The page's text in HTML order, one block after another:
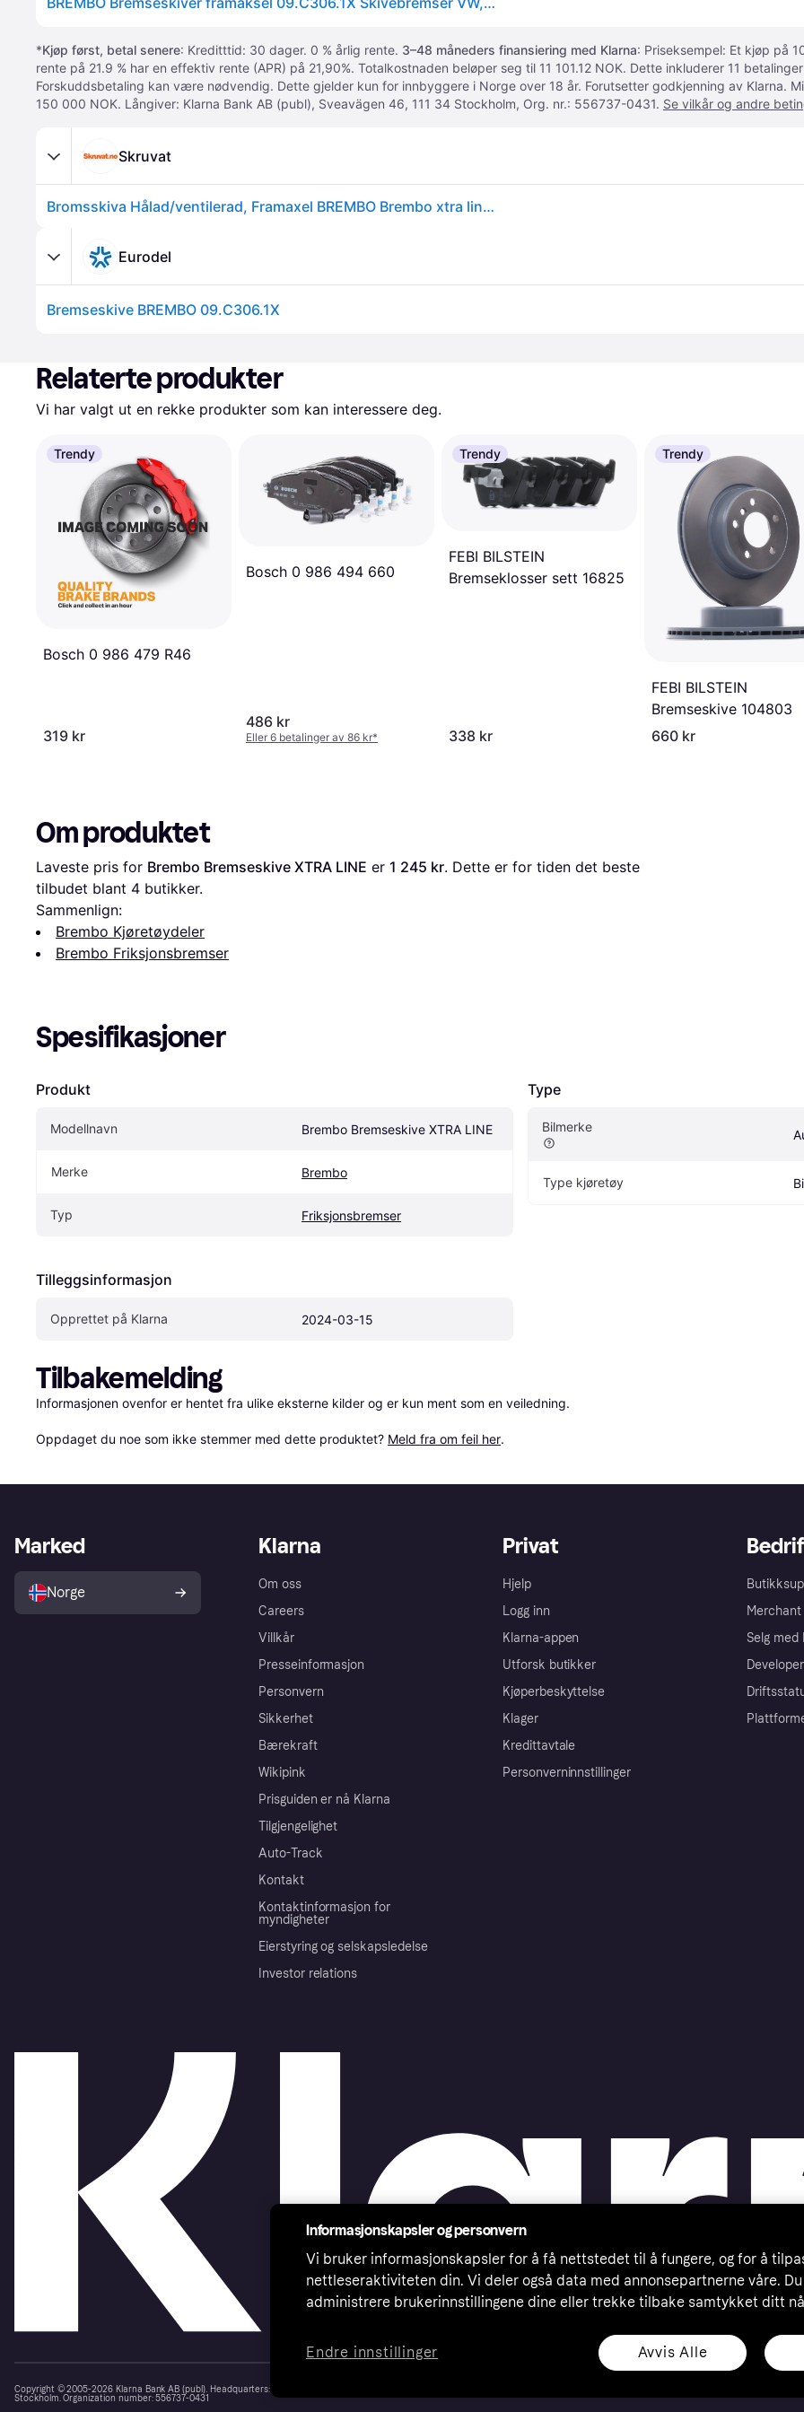
*Kjøp først, betal senere: Kreditttid: 30 dager. 0 % årlig rente. 3–48 måneders finansiering med Klarna: Priseksempel: Et kjøp på
rente på 21.9 % har en effektiv rente (APR) på 21,90%. Totalkostnaden beløper seg til 11 101.12 NOK. Dette inkluderer 11
Forskuddsbetaling kan være nødvendig. Dette gjelder kun for innbyggere i Norge over 18 år. Forutsetter godkjenning av Klarna.
150 000 NOK. Långiver: Klarna Bank AB (publ), Sveavägen 46, 111 34 Stockholm, Org. nr.: 556737-0431. Se vilkår og andre
Skruvat
Bromsskiva Hålad/ventilerad, Framaxel BREMBO Brembo xtra line - audi, chrysler, cupra, seat, skoda, vw - OE 1K0615301AD, 3C0615301C, 3C0615301D
Eurodel
Bremseskive BREMBO 09.C306.1X
Relaterte produkter
Vi har valgt ut en rekke produkter som kan interessere deg.
Trendy
Bosch 0 986 479 R46
319 kr
Bosch 0 986 494 660
486 kr
Eller 6 betalinger av 86 kr*
Trendy
FEBI BILSTEIN
Bremseklosser sett 16825
338 kr
Trendy
FEBI BILSTEIN
Bremseskive 104803
660 kr
Om produktet
Laveste pris for Brembo Bremseskive XTRA LINE er 1 245 kr. Dette er for tiden det beste
tilbudet blant 4 butikker.
Sammenlign:
Brembo Kjøretøydeler
Brembo Friksjonsbremser
Spesifikasjoner
Produkt
Modellnavn Brembo Bremseskive XTRA LINE
Merke Brembo
Typ Friksjonsbremser
Tilleggsinformasjon
Opprettet på Klarna 2024-03-15
Type
Bilmerke
Type kjøretøy
Tilbakemelding
Informasjonen ovenfor er hentet fra ulike eksterne kilder og er kun ment som en veiledning.
Oppdaget du noe som ikke stemmer med dette produktet? Meld fra om feil her.
Klarna
Om oss
Careers
Villkår
Presseinformasjon
Personvern
Sikkerhet
Bærekraft
Wikipink
Prisguiden er nå Klarna
Tilgjengelighet
Auto-Track
Kontakt
Kontaktinformasjon for
myndigheter
Eierstyring og selskapsledelse
Investor relations
Privat
Hjelp
Logg inn
Klarna-appen
Utforsk butikker
Kjøperbeskyttelse
Klager
Kredittavtale
Personverninnstillinger
Merchant
Selg med
Marked
Norge
Copyright © 2005-2026 Klarna Bank AB (publ). Headquarters: Stockholm, Sweden. All rights reserved. Klarna Bank AB (publ). Sveavägen 46, 111 34
Stockholm. Organization number: 556737-0431
Informasjonskapsler og personvern
Vi bruker informasjonskapsler for å få nettstedet til å fungere, og for å
nettleseraktiviteten din. Vi deler også data med annonsepartnerne våre.
administrere brukerinnstillingene dine eller trekke tilbake samtykket ditt
Avvis Alle
Endre innstillinger